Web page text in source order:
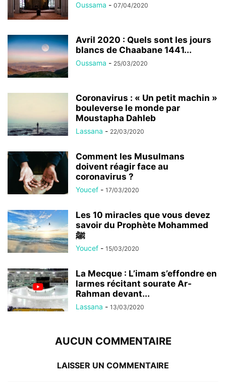
Oussama - 07/04/2020
Avril 2020 : Quels sont les jours
blancs de Chaabane 1441...
Oussama - 25/03/2020
Coronavirus : « Un petit machin »
bouleverse le monde par
Moustapha Dahleb
Lassana - 22/03/2020
Comment les Musulmans
doivent réagir face au
coronavirus ?
Youcef - 17/03/2020
Les 10 miracles que vous devez
savoir du Prophète Mohammed
ﷺ
Youcef - 15/03/2020
La Mecque : L’imam s’effondre en
larmes récitant sourate Ar-
Rahman devant...
Lassana - 13/03/2020
AUCUN COMMENTAIRE
LAISSER UN COMMENTAIRE